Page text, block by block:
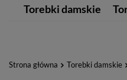
Torebki damskie
Strona główna Torebki damskie